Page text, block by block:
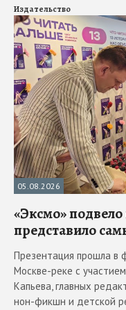
Издательство
05.08.2026
«Эксмо»
представило
Презентация прошла в
Москве-реке с
Капьева, главных
нон-фикшн и детской